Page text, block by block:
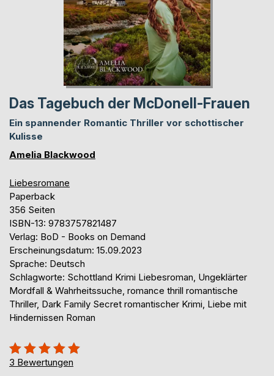
Das Tagebuch der McDonell-Frauen
Ein spannender Romantic Thriller vor schottischer
Kulisse
Amelia Blackwood
Liebesromane
Paperback
356 Seiten
ISBN-13: 9783757821487
Verlag: BoD - Books on Demand
Erscheinungsdatum: 15.09.2023
Sprache: Deutsch
Schlagworte: Schottland Krimi Liebesroman, Ungeklärter
Mordfall & Wahrheitssuche, romance thrill romantische
Thriller, Dark Family Secret romantischer Krimi, Liebe mit
Hindernissen Roman
Bewertung::
100%
3 Bewertungen